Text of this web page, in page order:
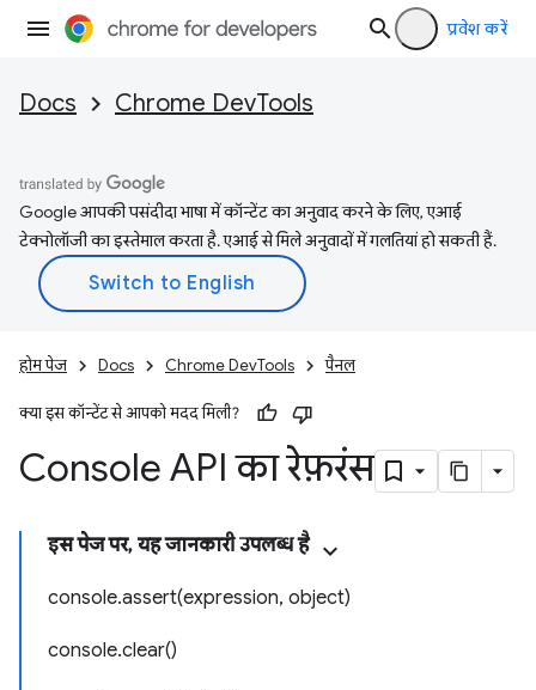
प्रवेश करें
Docs Chrome DevTools
Google आपकी पसंदीदा भाषा में कॉन्टेंट का अनुवाद करने के लिए, एआई
टेक्नोलॉजी का इस्तेमाल करता है. एआई से मिले अनुवादों में गलतियां हो सकती हैं.
होम पेज Docs Chrome DevTools पैनल
क्या इस कॉन्टेंट से आपको मदद मिली?
Console API का रेफ़रंस
इस पेज पर, यह जानकारी उपलब्ध है
console.assert(expression, object)
console.clear()